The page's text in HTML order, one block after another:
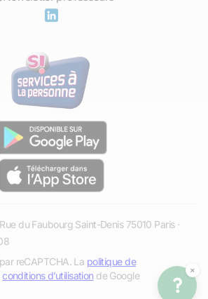
du Faubourg Saint-Denis 75010 Paris ·
reCAPTCHA. La politique de
conditions d’utilisation de Google
?
×